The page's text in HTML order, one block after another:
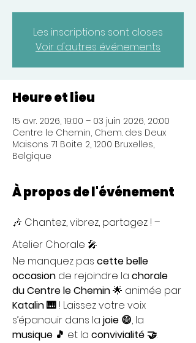
Les inscriptions sont closes
Voir d'autres événements
Heure et lieu
15 avr. 2026, 19:00 – 03 juin 2026, 20:00
Centre le Chemin, Chem. des Deux
Maisons 71 Boite 2, 1200 Bruxelles,
Belgique
À propos de l'événement
🎶 Chantez, vibrez, partagez ! –
Atelier Chorale 🎤
Ne manquez pas cette belle
occasion de rejoindre la chorale
du Centre le Chemin 🌟 animée par
Katalin 🎹 ! Laissez votre voix
s’épanouir dans la joie 😄, la
musique 🎵 et la convivialité 🤝.